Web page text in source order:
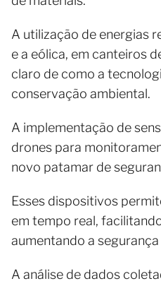
A utilização de energias
e a eólica, em canteiros
claro de como a
conservação ambiental.
A implementação de
drones para
novo patamar de
Esses dispositivos
em tempo real,
aumentando a
A análise de dados